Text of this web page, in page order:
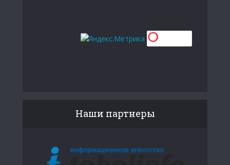
Наши партнеры